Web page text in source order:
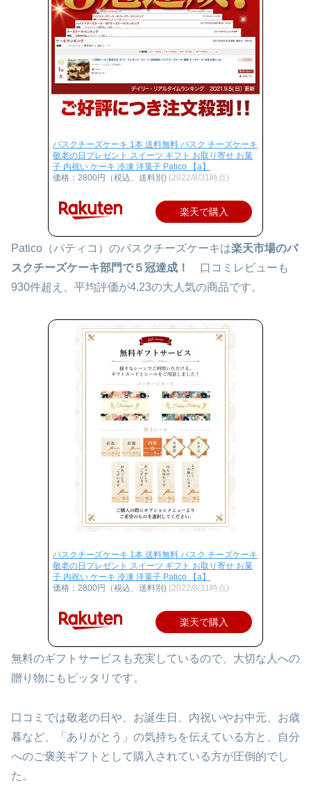
バスクチーズケーキ 1本 送料無料 バスク チーズケーキ
敬老の日プレゼント スイーツ ギフト お取り寄せ お菓
子 内祝い ケーキ 冷凍 洋菓子 Patico 【a】
価格：2800円（税込、送料別) (2022/8/31時点)
楽天で購入
Patico（パティコ）のバスクチーズケーキは楽天市場のバ
スクチーズケーキ部門で５冠達成！
口コミレビューも
930件超え、平均評価が4.23の大人気の商品です。
バスクチーズケーキ 1本 送料無料 バスク チーズケーキ
敬老の日プレゼント スイーツ ギフト お取り寄せ お菓
子 内祝い ケーキ 冷凍 洋菓子 Patico 【a】
価格：2800円（税込、送料別) (2022/8/31時点)
楽天で購入
無料のギフトサービスも充実しているので、大切な人への
贈り物にもピッタリです。
口コミでは敬老の日や、お誕生日、内祝いやお中元、お歳
暮など、「ありがとう」の気持ちを伝えている方と、自分
へのご褒美ギフトとして購入されている方が圧倒的でし
た。